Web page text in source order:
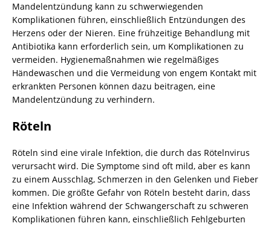
Mandelentzündung kann zu schwerwiegenden
Komplikationen führen, einschließlich Entzündungen des
Herzens oder der Nieren. Eine frühzeitige Behandlung mit
Antibiotika kann erforderlich sein, um Komplikationen zu
vermeiden. Hygienemaßnahmen wie regelmäßiges
Händewaschen und die Vermeidung von engem Kontakt mit
erkrankten Personen können dazu beitragen, eine
Mandelentzündung zu verhindern.
Röteln
Röteln sind eine virale Infektion, die durch das Rötelnvirus
verursacht wird. Die Symptome sind oft mild, aber es kann
zu einem Ausschlag, Schmerzen in den Gelenken und Fieber
kommen. Die größte Gefahr von Röteln besteht darin, dass
eine Infektion während der Schwangerschaft zu schweren
Komplikationen führen kann, einschließlich Fehlgeburten